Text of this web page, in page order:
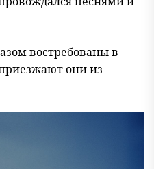
востребованы в
они из